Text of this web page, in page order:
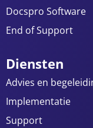
Docspro Software
End of Support
Diensten
Advies en
Implementatie
Support